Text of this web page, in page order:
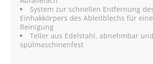
System zur schnellen Entfernung
Einhakkörpers des Ableitblechs für
Reinigung
Teller aus Edelstahl, abnehmbar und
spülmaschinenfest